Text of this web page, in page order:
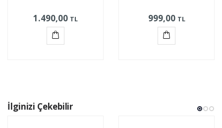
1.490,00 TL 999,00 TL
İlginizi Çekebilir